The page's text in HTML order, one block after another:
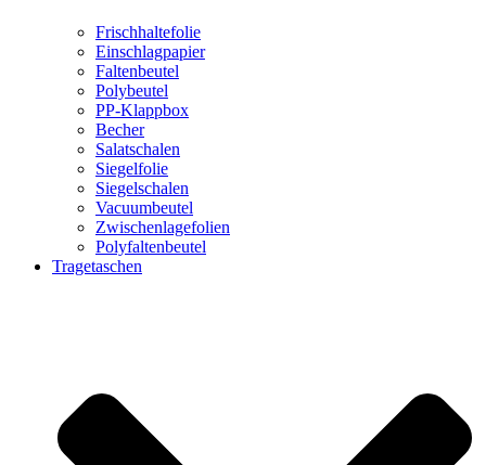
Frischhaltefolie
Einschlagpapier
Faltenbeutel
Polybeutel
PP-Klappbox
Becher
Salatschalen
Siegelfolie
Siegelschalen
Vacuumbeutel
Zwischenlagefolien
Polyfaltenbeutel
Tragetaschen